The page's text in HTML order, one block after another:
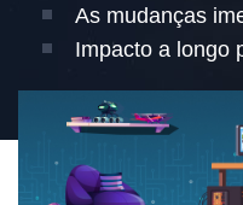
As mudanças
Impacto a longo